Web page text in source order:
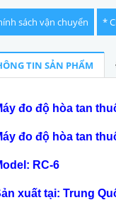
sách vận chuyển *
TIN SẢN PHẨM
đo độ hòa tan
đo độ hòa tan
RC-6
xuất tại: Trung